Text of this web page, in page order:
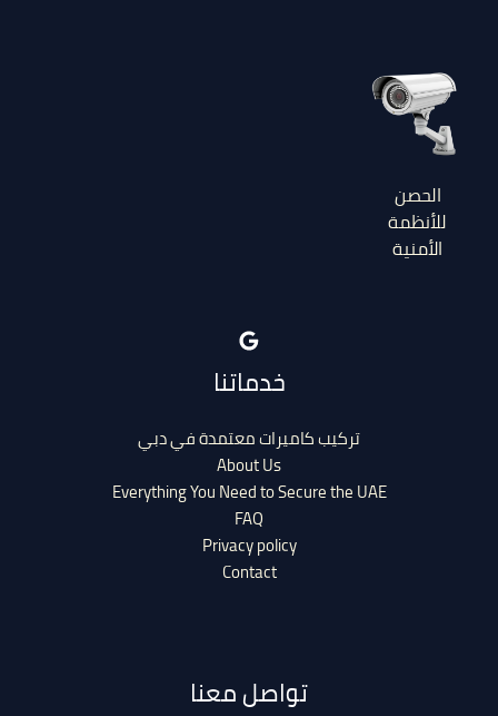
الحصن
للأنظمة
الأمنية
خدماتنا
تركيب كاميرات معتمدة في دبي
About Us
Everything You Need to Secure the UAE
FAQ
Privacy policy
Contact
تواصل معنا